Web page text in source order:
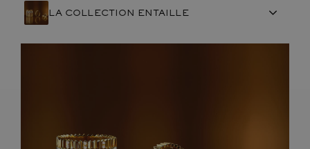
LA COLLECTION ENTAILLE
ENGAGEMENTS